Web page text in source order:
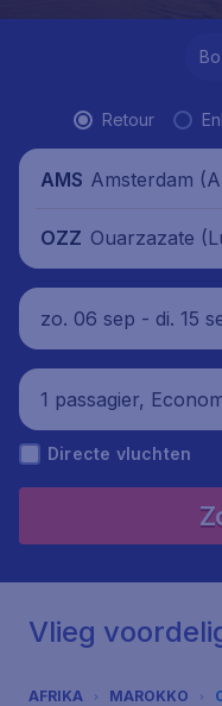
Retour
AMS Amsterdam
OZZ Ouarzazate
arokko
zo. 06 sep - di. 15
1 passagier,
Directe vluchten
Vlieg
AFRIKA MAROKKO